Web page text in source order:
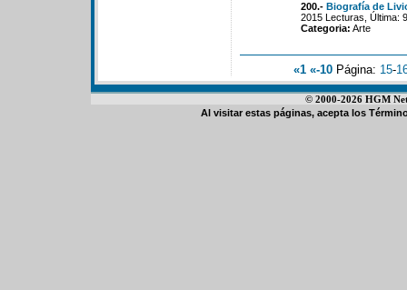
200.- Biografía de
2015 Lecturas, Última:
Categoria: Arte
«1 «-10 Página: 15-
© 2000-2026 HGM
Al visitar estas páginas, acepta los